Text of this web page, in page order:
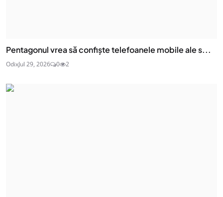
Pentagonul vrea să confiște telefoanele mobile ale s...
OdixJul 29, 2026 0 2